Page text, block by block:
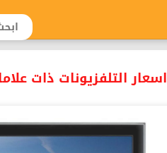
اسعار التلفزيونات ذات